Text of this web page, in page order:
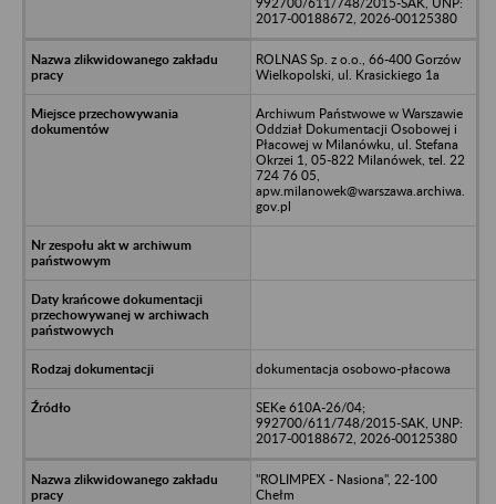
2017-00188672, 2026-00125380
ROLNAS Sp. z o.o., 66-400 Gorzów
Wielkopolski, ul. Krasickiego 1a
Archiwum Państwowe w Warszawie
Oddział Dokumentacji Osobowej i
Płacowej w Milanówku, ul. Stefana
Okrzei 1, 05-822 Milanówek, tel. 22
724 76 05,
apw.milanowek@warszawa.archiwa.
gov.pl
dokumentacja osobowo-płacowa
SEKe 610A-26/04;
992700/611/748/2015-SAK, UNP:
2017-00188672, 2026-00125380
"ROLIMPEX - Nasiona", 22-100
Chełm